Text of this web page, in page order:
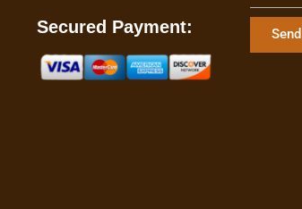
Secured Payment: Send